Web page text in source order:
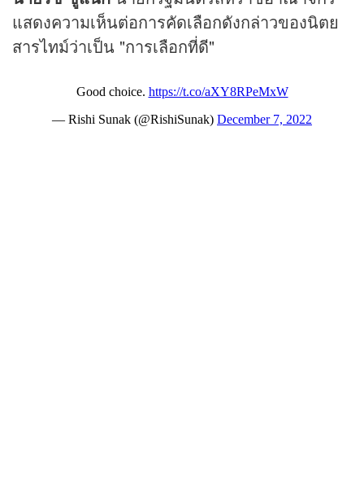
แสดงความเห็นต่อการคัดเลือกดังกล่าวของนิตย
สารไทม์ว่าเป็น "การเลือกที่ดี"